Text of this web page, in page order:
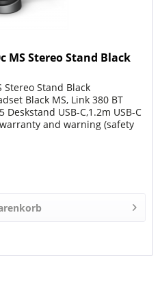
MS Stereo Stand Black
Stereo Stand Black
Black MS, Link 380 BT
Deskstand USB-C,1.2m USB-C
and warning (safety